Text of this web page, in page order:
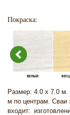
Покраска:
Размер: 4.0 х 7.0 м.
м по центрам. Сваи
входит: